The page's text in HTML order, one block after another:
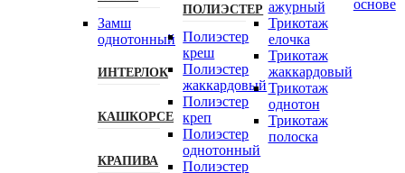
Замш
однотонный
ИНТЕРЛОК
КАШКОРСЕ
КРАПИВА
ПОЛИЭСТЕР
Полиэстeр
креш
Полиэстер
жаккардовый
Полиэстер
креп
Полиэстер
однотонный
Полиэстер
ажурный
Трикотаж
елочка
Трикотаж
жаккардовый
Трикотаж
однотон
Трикотаж
полоска
основе